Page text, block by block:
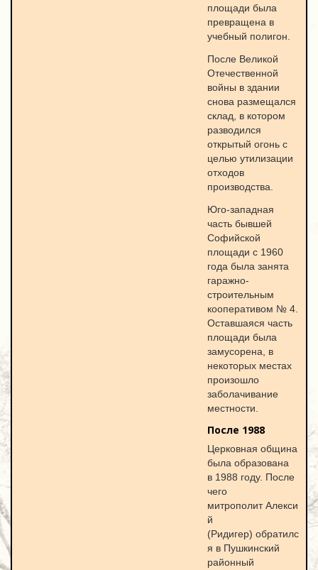
площади была
превращена в
учебный полигон.
После Великой
Отечественной
войны в здании
снова размещался
склад, в котором
разводился
открытый огонь с
целью утилизации
отходов
производства.
Юго-западная
часть бывшей
Софийской
площади с 1960
года была занята
гаражно-
строительным
кооперативом № 4.
Оставшаяся часть
площади была
замусорена, в
некоторых местах
произошло
заболачивание
местности.
После 1988
Церковная община
была образована
в 1988 году. После
чего
митрополит Алекси
й
(Ридигер) обратилс
я в Пушкинский
районный